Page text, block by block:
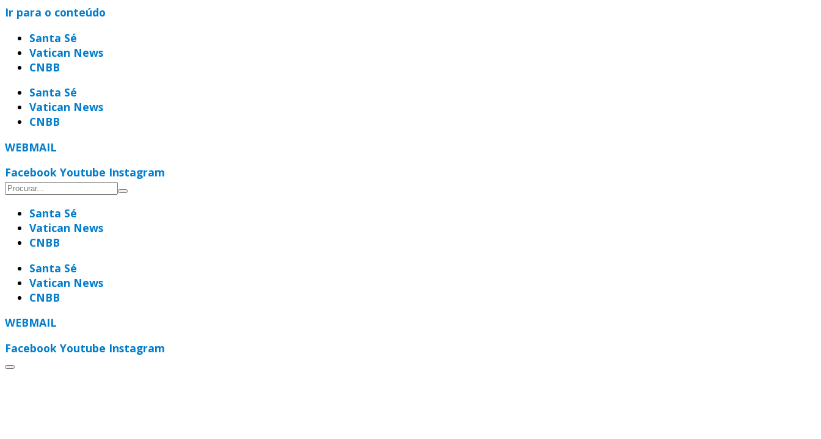
Ir para o conteúdo
Santa Sé
Vatican News
CNBB
Santa Sé
Vatican News
CNBB
WEBMAIL
Facebook Youtube Instagram
Santa Sé
Vatican News
CNBB
Santa Sé
Vatican News
CNBB
WEBMAIL
Facebook Youtube Instagram